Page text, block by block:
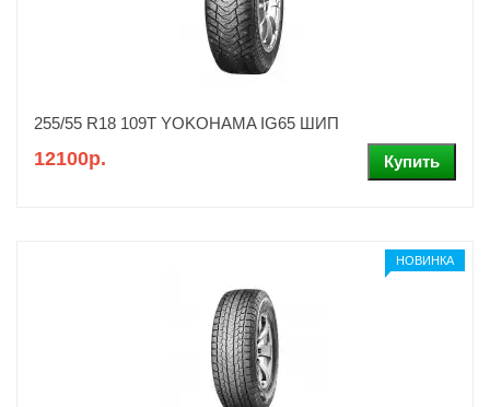
255/55 R18 109T YOKOHAMA IG65 ШИП
12100р.
НОВИНКА